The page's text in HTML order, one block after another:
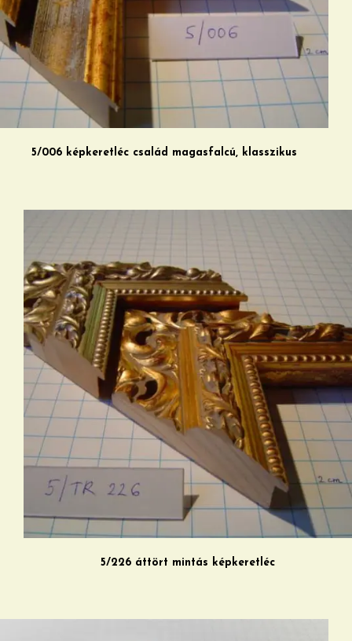
5/006 képkeretléc család magasfalcú, klasszikus
5/226 áttört mintás képkeretléc